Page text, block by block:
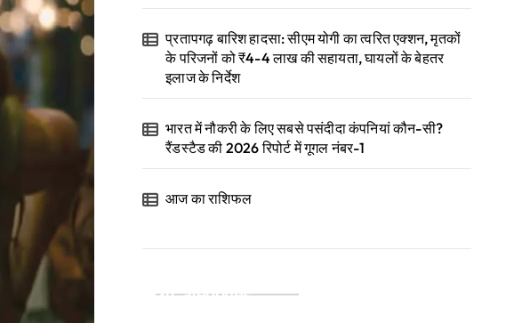
प्रतापगढ़ बारिश हादसा: सीएम योगी का त्वरित एक्शन, मृतकों
के परिजनों को ₹4-4 लाख की सहायता, घायलों के बेहतर
इलाज के निर्देश
भारत में नौकरी के लिए सबसे पसंदीदा कंपनियां कौन-सी?
रैंडस्टैड की 2026 रिपोर्ट में गूगल नंबर-1
आज का राशिफल
Categories